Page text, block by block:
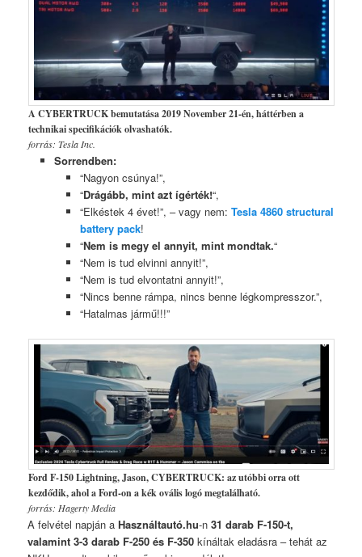
A CYBERTRUCK bemutatása 2019 November 21-én, háttérben a
technikai specifikációk olvashatók.
forrás: Tesla Inc.
Sorrendben:
“Nagyon csúnya!”,
“Drágább, mint azt ígérték!“,
“Elkéstek 4 évet!”, – vagy nem:Tesla 4860 structural
battery pack!
“Nem is megy el annyit, mint mondtak.“
“Nem is tud elvinni annyit!”,
“Nem is tud elvontatni annyit!”,
“Nincs benne rámpa, nincs benne légkompresszor.”,
“Hatalmas jármű!!!”
Ford F-150 Lightning, Jason, CYBERTRUCK: az utóbbi orra ott
kezdődik, ahol a Ford-on a kék ovális logó megtalálható.
forrás: Hagerty Media
A felvétel napján aHasználtautó.hu-n31 darab F-150-t,
valamint 3-3 darab F-250 és F-350 kínáltak eladásra – tehát az